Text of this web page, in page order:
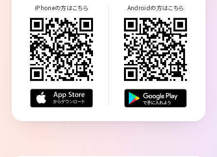
iPhoneの方はこちら Androidの方はこちら